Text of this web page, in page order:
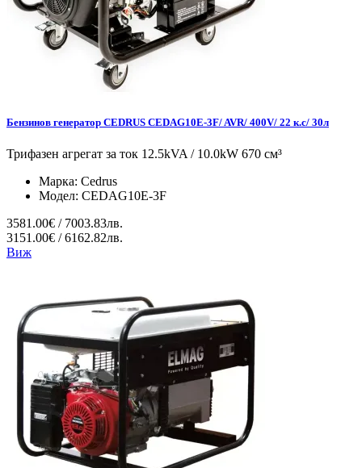
Бензинов генератор CEDRUS CEDAG10E-3F/ AVR/ 400V/ 22 к.с/ 30л
Трифазен агрегат за ток 12.5kVA / 10.0kW 670 см³
Марка: Cedrus
Модел: CEDAG10E-3F
3581.00€ / 7003.83лв.
3151.00€ / 6162.82лв.
Виж